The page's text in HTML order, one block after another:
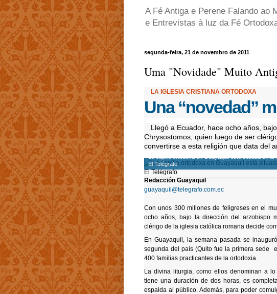
A Fé Antiga e Perene Falando ao
e Entrevistas à luz da Fé
segunda-feira, 21 de novembro de 2011
Uma "Novidade" Muito
LA IGLESIA CRISTIANA ORTODOXA
Una “novedad”
Llegó a Ecuador, hace ocho años,
Chrysostomos, quien luego de ser
convertirse a esta religión que data del
El Telégrafo
Redacción Guayaquil
guayaquil@telegrafo.com.ec
Con unos 300 millones de feligreses en el
ocho años, bajo la dirección del arzobispo
clérigo de la iglesia católica romana decide
En Guayaquil, la semana pasada se
segunda del país (Quito fue la primera sede
400 familias practicantes de la ortodoxia.
La divina liturgia, como ellos denominan a
tiene una duración de dos horas, es
espalda al público. Además, para poder